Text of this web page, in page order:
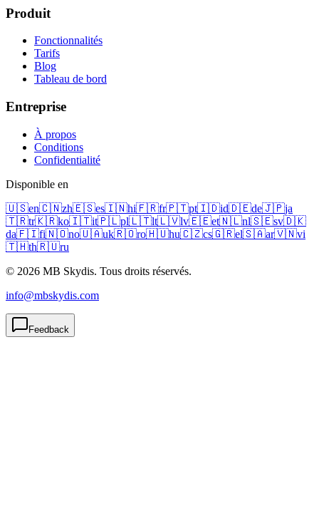
Produit
Fonctionnalités
Tarifs
Blog
Tableau de bord
Entreprise
À propos
Conditions
Confidentialité
Disponible en
🇺🇸en🇨🇳zh🇪🇸es🇮🇳hi🇫🇷fr🇵🇹pt🇮🇩id🇩🇪de🇯🇵ja
🇹🇷tr🇰🇷ko🇮🇹it🇵🇱pl🇱🇹lt🇱🇻lv🇪🇪et🇳🇱nl🇸🇪sv🇩🇰
da🇫🇮fi🇳🇴no🇺🇦uk🇷🇴ro🇭🇺hu🇨🇿cs🇬🇷el🇸🇦ar🇻🇳vi
🇹🇭th🇷🇺ru
© 2026 MB Skydis. Tous droits réservés.
info@mbskydis.com
Feedback